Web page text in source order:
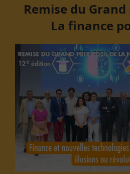
Remise du
La finance